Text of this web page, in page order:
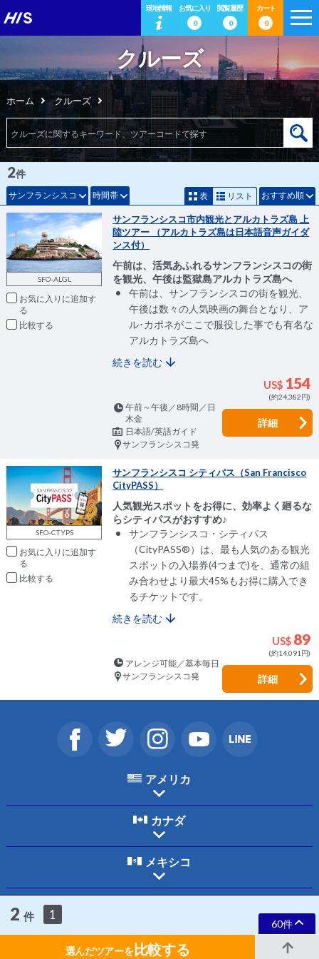
現地情報
お気に入り
0
閲覧履歴
0
カート
0
クルーズ
ホーム クルーズ
サンフランシスコ 時間帯
2件
表 リスト おすすめ順
SFO-ALGL
お気に入りに追加
比較
サンフランシスコ市内観光とアルカトラズ島 上
陸ツアー （アルカトラズ島は日本語音声ガイダ
ンス付）
午前は、活気あふれるサンフランシスコの街
を観光、午後は監獄島アルカトラズ島へ
午前は、サンフランシスコの街を観光、
午後は数々の人気映画の舞台となり、ア
ル･カポネがここで服役した事でも有名な
アルカトラズ島へ
続きを読む
US$ 154
(約24,382円)
午前～午後／8時間／日
木金
日本語/英語ガイド
サンフランシスコ発
詳細
SFO-CTYPS
お気に入りに追加
比較
サンフランシスコ シティパス（San Francisco
CityPASS）
人気観光スポットをお得に、効率よく廻るな
らシティパスがおすすめ♪
サンフランシスコ・シティパス
（CityPASS®）は、最も人気のある観光
スポットの入場券(4つまで)を、通常の組
み合わせより最大45%もお得に購入でき
るチケットです。
続きを読む
US$ 89
(約14,091円)
アレンジ可能／基本毎日
サンフランシスコ発
詳細
2 件 1
60件
選んだツアーを比較する
アメリカ
カナダ
メキシコ
ホーム ご利用規約
Copyright © 2026 HIS International Tours Inc. All Rights Reserved.